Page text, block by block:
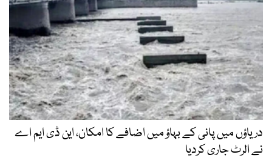
دریاؤں میں پانی کے بہاؤ میں اضافے کا امکان، این ڈی ایم اے
نے الرٹ جاری کردیا